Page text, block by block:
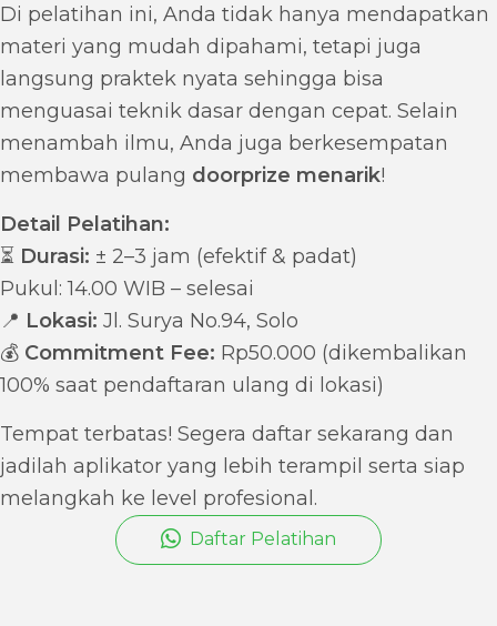
Di pelatihan ini, Anda tidak hanya mendapatkan
materi yang mudah dipahami, tetapi juga
langsung praktek nyata sehingga bisa
menguasai teknik dasar dengan cepat. Selain
menambah ilmu, Anda juga berkesempatan
membawa pulang doorprize menarik!
Detail Pelatihan:
⏳ Durasi: ± 2–3 jam (efektif & padat)
Pukul: 14.00 WIB – selesai
📍 Lokasi: Jl. Surya No.94, Solo
💰 Commitment Fee: Rp50.000 (dikembalikan
100% saat pendaftaran ulang di lokasi)
Tempat terbatas! Segera daftar sekarang dan
jadilah aplikator yang lebih terampil serta siap
melangkah ke level profesional.
Daftar Pelatihan